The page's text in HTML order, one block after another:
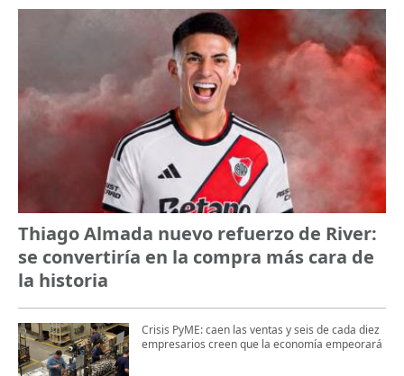
Thiago Almada nuevo refuerzo de River:
se convertiría en la compra más cara de
la historia
Crisis PyME: caen las ventas y seis de cada diez
empresarios creen que la economía empeorará